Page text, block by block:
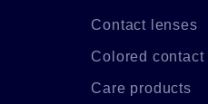
Contact lenses
Colored contact
Care products